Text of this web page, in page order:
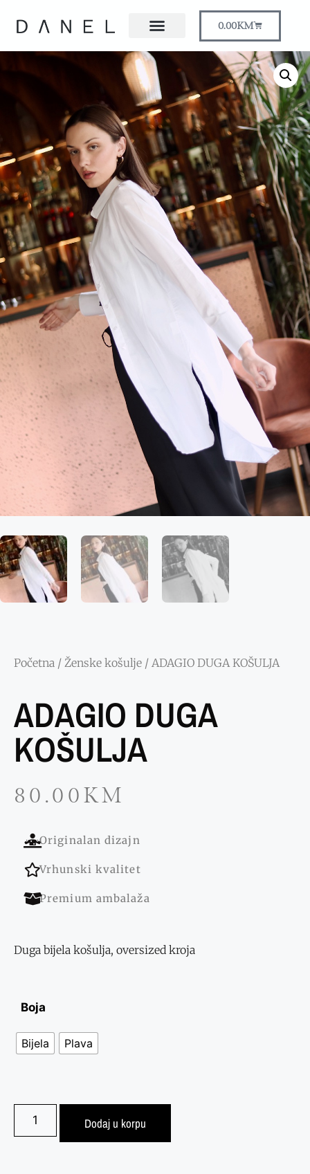
0.00KM
Početna / Ženske košulje / ADAGIO DUGA KOŠULJA
ADAGIO DUGA
KOŠULJA
80.00KM
Originalan dizajn
Vrhunski kvalitet
Premium ambalaža
Duga bijela košulja, oversized kroja
Boja
Bijela Plava
Dodaj u korpu